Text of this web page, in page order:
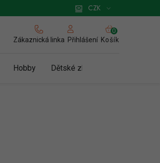
Zásady používání cookies
CZK
Zákaznická linka Přihlášení
NÁKUPNÍ
KOŠÍK
Košík
Hobby Dětské zboží a hračky